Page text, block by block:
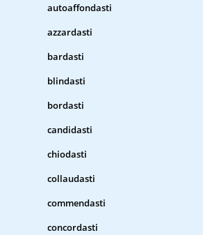
autoaffondasti
azzardasti
bardasti
blindasti
bordasti
candidasti
chiodasti
collaudasti
commendasti
concordasti